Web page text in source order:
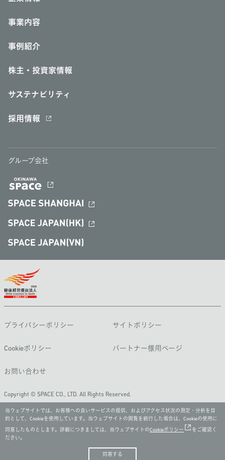
事業内容
事例紹介
株主・投資家情報
サステナビリティ
採用情報
グループ会社
プライバシーポリシー サイトポリシー
Cookieポリシー パートナー様用ページ
お問い合わせ
Copyright © SPACE CO., LTD. All Rights Reserved.
当ウェブサイトでは、お客様への良いサービスの提供、およびアクセス状況の測定・分析を目
的として、Cookieを使用しています。当ウェブサイトの閲覧を続行した場合は、Cookieの使用に
同意したものとします。詳細につきましては、当ウェブサイトのCookieポリシー
をご確認く
ださい。
同意する